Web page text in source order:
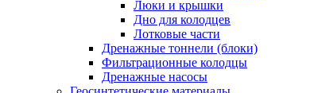
Люки и крышки
Дно для колодцев
Лотковые части
Дренажные тоннели (блоки)
Фильтрационные колодцы
Дренажные насосы